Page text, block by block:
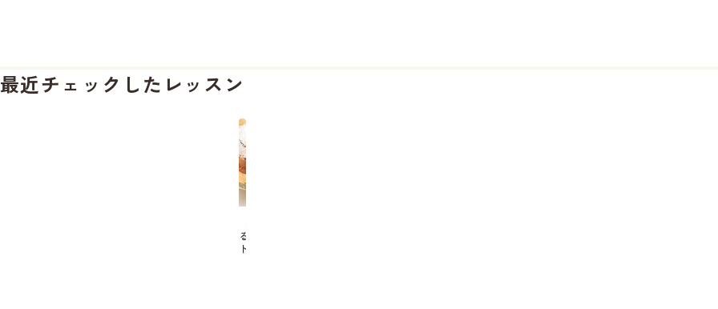
最近チェックしたレッスン
る
ト